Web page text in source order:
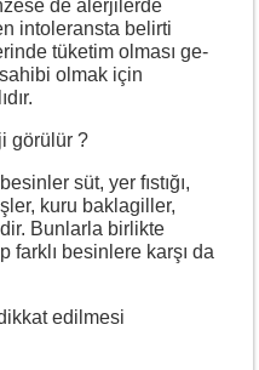
de alerjilerde
intoleransta belirti
tüketim olması ge-
olmak için
görülür ?
süt, yer fıstığı,
kuru baklagiller,
Bunlarla birlikte
besinlere karşı da
edilmesi